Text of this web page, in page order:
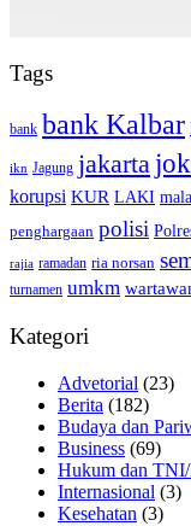
Tags
bank bank Kalbar
ikn Jagung jakarta
korupsi KUR LAKI
penghargaan polisi
rajia ramadan ria norsan
turnamen umkm
Kategori
Advetorial (23)
Berita (182)
Budaya dan
Business (69)
Hukum dan
Internasional (3)
Kesehatan (3)